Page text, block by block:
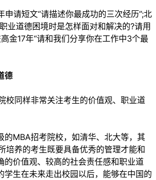
请短文“请描述你最成功的三次经历”;北
业道德困境时是怎样面对和解决的?请用
金17年“请和我们分享你在工作中3个最
德
同样非常关注考生的价值观、职业道
MBA招考院校，如清华、北大等，其
培养的考生既要具备优秀的管理才能和
的价值观、较高的社会责任感和职业道
学生在未来走出校园以后，能够在中国的